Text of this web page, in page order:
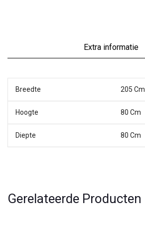
Extra informatie
Breedte 205 Cm
Hoogte 80 Cm
Diepte 80 Cm
Gerelateerde Producten